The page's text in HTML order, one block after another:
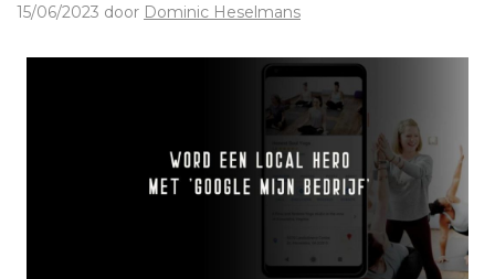
15/06/2023 door Dominic Heselmans